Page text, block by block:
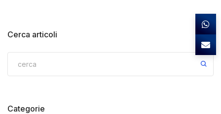
Cerca articoli
Categorie